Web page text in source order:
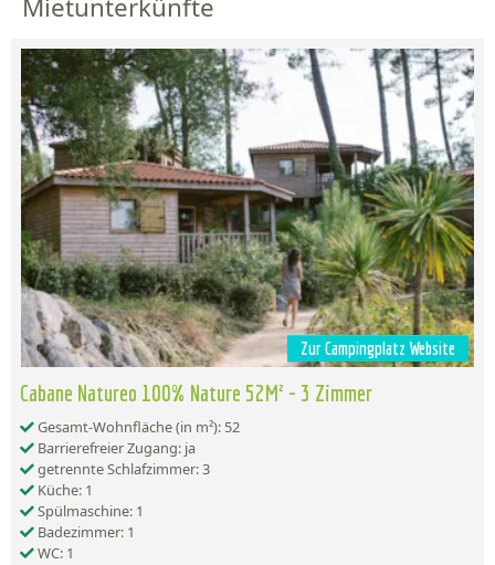
Mietunterkünfte
Zur Campingplatz Website
Cabane Natureo 100% Nature 52M² - 3 Zimmer
Gesamt-Wohnfläche (in m²): 52
Barrierefreier Zugang: ja
getrennte Schlafzimmer: 3
Küche: 1
Spülmaschine: 1
Badezimmer: 1
WC: 1